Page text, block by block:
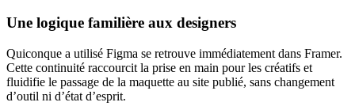
Une logique familière aux designers
Quiconque a utilisé Figma se retrouve immédiatement dans Framer.
Cette continuité raccourcit la prise en main pour les créatifs et
fluidifie le passage de la maquette au site publié, sans changement
d’outil ni d’état d’esprit.